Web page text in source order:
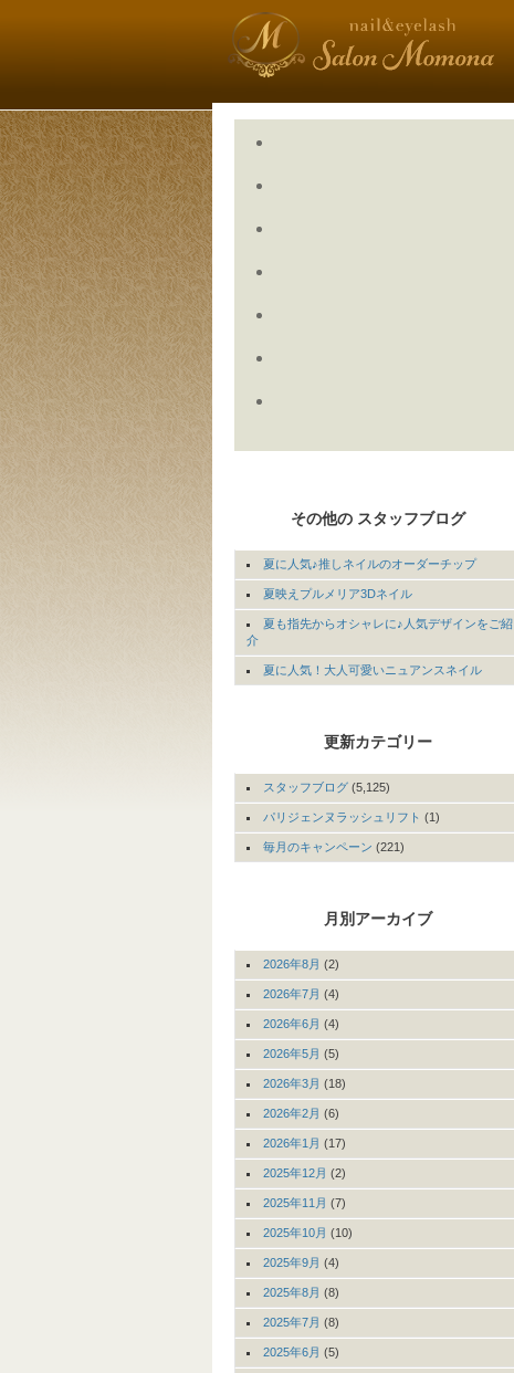
その他の スタッフブログ
夏に人気♪推しネイルのオーダーチップ
夏映えプルメリア3Dネイル
夏も指先からオシャレに♪人気デザインをご紹
介
夏に人気！大人可愛いニュアンスネイル
更新カテゴリー
スタッフブログ (5,125)
パリジェンヌラッシュリフト (1)
毎月のキャンペーン (221)
月別アーカイブ
2026年8月 (2)
2026年7月 (4)
2026年6月 (4)
2026年5月 (5)
2026年3月 (18)
2026年2月 (6)
2026年1月 (17)
2025年12月 (2)
2025年11月 (7)
2025年10月 (10)
2025年9月 (4)
2025年8月 (8)
2025年7月 (8)
2025年6月 (5)